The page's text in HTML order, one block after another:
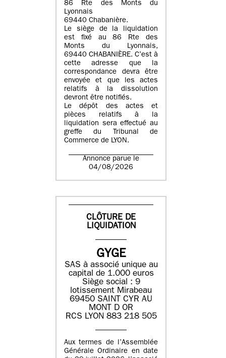
86 Rte des Monts du
Lyonnais
69440 Chabanière.
Le siège de la liquidation
est fixé au 86 Rte des
Monts du Lyonnais,
69440 CHABANIÈRE. C’est à
cette adresse que la
correspondance devra être
envoyée et que les actes
relatifs à la dissolution
devront être notifiés.
Le dépôt des actes et
pièces relatifs à la
liquidation sera effectué au
greffe du Tribunal de
Commerce de LYON.
Annonce parue le
04/08/2026
CLÔTURE DE
LIQUIDATION
GYGE
SAS à associé unique au
capital de 1.000 euros
Siège social : 9
lotissement Mirabeau
69450 SAINT CYR AU
MONT D OR
RCS LYON 883 218 505
Aux termes de l’Assemblée
Générale Ordinaire en date